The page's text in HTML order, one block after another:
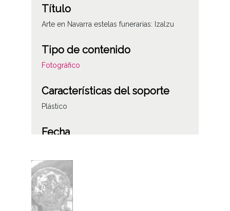
Título
Arte en Navarra estelas funerarias: Izalzu
Tipo de contenido
Fotográfico
Características del soporte
Plástico
Fecha
Licencia de las imágenes
CC BY-NC-SA 4.0